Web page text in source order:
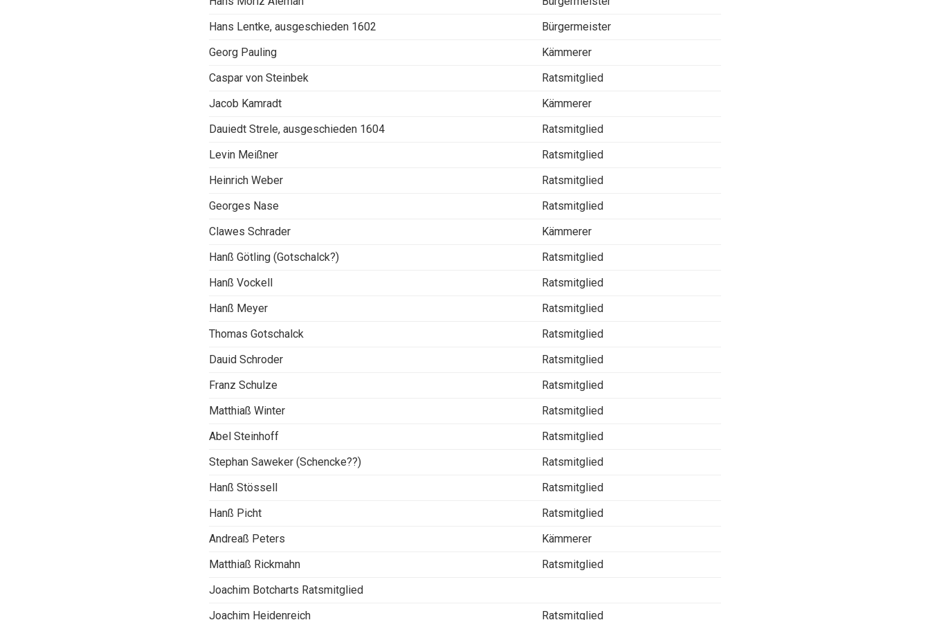
Hans Lentke, ausgeschieden 1602
Bürgermeister
Georg Pauling
Kämmerer
Caspar von Steinbek
Ratsmitglied
Jacob Kamradt
Kämmerer
Dauiedt Strele, ausgeschieden 1604
Ratsmitglied
Levin Meißner
Ratsmitglied
Heinrich Weber
Ratsmitglied
Georges Nase
Ratsmitglied
Clawes Schrader
Kämmerer
Hanß Götling (Gotschalck?)
Ratsmitglied
Hanß Vockell
Ratsmitglied
Hanß Meyer
Ratsmitglied
Thomas Gotschalck
Ratsmitglied
Dauid Schroder
Ratsmitglied
Franz Schulze
Ratsmitglied
Matthiaß Winter
Ratsmitglied
Abel Steinhoff
Ratsmitglied
Stephan Saweker (Schencke??)
Ratsmitglied
Hanß Stössell
Ratsmitglied
Hanß Picht
Ratsmitglied
Andreaß Peters
Kämmerer
Matthiaß Rickmahn
Ratsmitglied
Joachim Botcharts Ratsmitglied
Joachim Heidenreich
Ratsmitglied